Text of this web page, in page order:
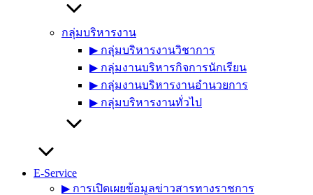
กลุ่มบริหารงาน
▶︎ กลุ่มบริหารงานวิชาการ
▶︎ กลุ่มงานบริหารกิจการนักเรียน
▶︎ กลุ่มงานบริหารงานอำนวยการ
▶︎ กลุ่มบริหารงานทั่วไป
E-Service
▶︎ การเปิดเผยข้อมูลข่าวสารทางราชการ